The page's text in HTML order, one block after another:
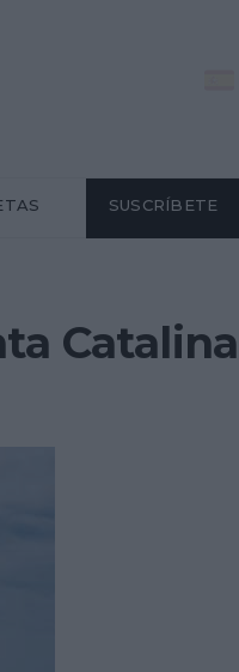
SUSCRÍBETE
Catalina